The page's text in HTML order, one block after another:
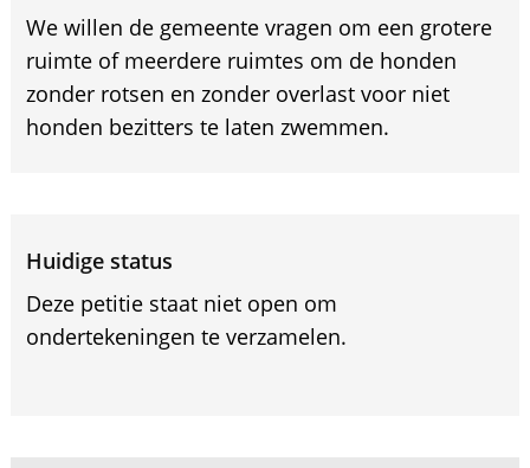
We willen de gemeente vragen om een grotere
ruimte of meerdere ruimtes om de honden
zonder rotsen en zonder overlast voor niet
honden bezitters te laten zwemmen.
Huidige status
Deze petitie staat niet open om
ondertekeningen te verzamelen.